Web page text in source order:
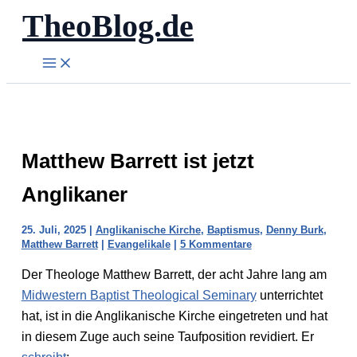
Zum
Inhalt
springen
TheoBlog.de
Matthew Barrett ist jetzt
Anglikaner
25. Juli, 2025 | Anglikanische Kirche, Baptismus, Denny Burk,
Matthew Barrett| Evangelikale| 5 Kommentare
Der Theologe Matthew Barrett, der acht Jahre lang am
Midwestern Baptist Theological Seminaryunterrichtet
hat, ist in die Anglikanische Kirche eingetreten und hat
in diesem Zuge auch seine Taufposition revidiert. Er